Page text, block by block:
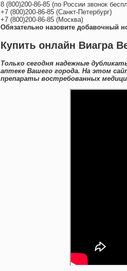
8 (800)200-86-85 (по России звонок
+7 (800)200-86-85 (Санкт-Петербург)
+7 (800)200-86-85 (Москва)
Обязательно назовите добавочный
Купить онлайн Виагра
Только сегодня надежные
аптеке Вашего города. На этом
препараты востребованных